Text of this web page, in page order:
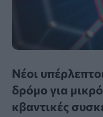
Νέοι
δρόμο για
κβαντικές